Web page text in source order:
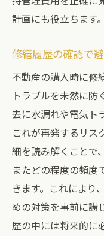
計画にも役立ちます。
修繕履歴の確認で
不動産の購入時に修
トラブルを未然に防
去に水漏れや電気ト
これが再発するリス
細を読み解くことで
またどの程度の頻度
きます。これにより
めの対策を事前に講
歴の中には将来的に